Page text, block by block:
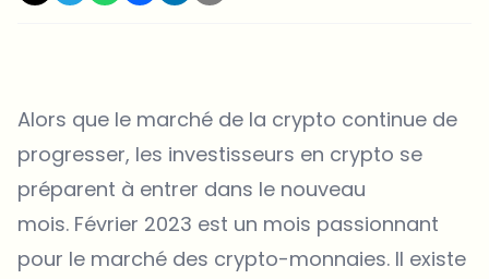
Alors que le marché de la crypto continue de
progresser, les investisseurs en crypto se
préparent à entrer dans le nouveau
mois. Février 2023 est un mois passionnant
pour le marché des crypto-monnaies. Il existe